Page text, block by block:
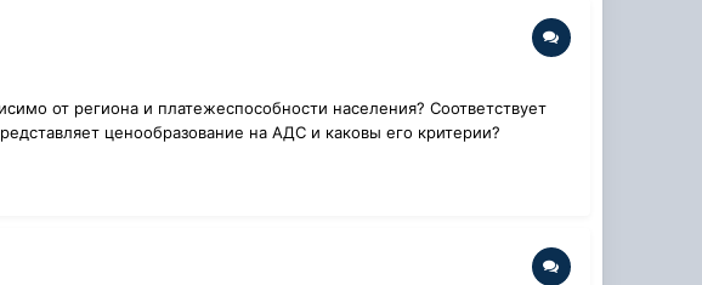
от региона и платежеспособности населения? Соответствует
ценообразование на АДС и каковы его критерии?